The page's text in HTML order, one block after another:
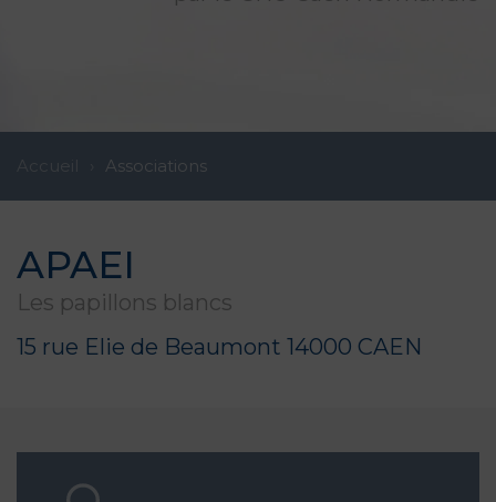
Associations
APAEI
Les papillons blancs
15 rue Elie de Beaumont 14000 CAEN